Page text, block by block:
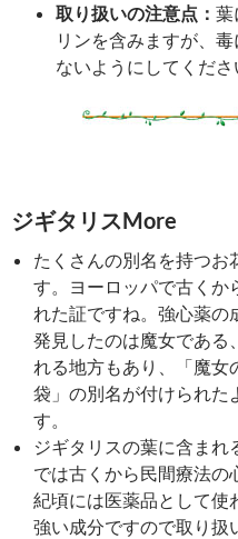
取り扱いの注意点： 葉
リンを含みますが、
ないようにしてくださ
ジギタリスMore
たくさんの別名を持つお
す。ヨーロッパで古くか
れた証ですね。強心薬の
発見したのは魔女である
れる地方もあり、「魔女
袋」の別名が付けられた
す。
ジギタリスの葉に含ま
では古くから民間療法の
紀頃には医薬品として使
強い成分ですので取り扱